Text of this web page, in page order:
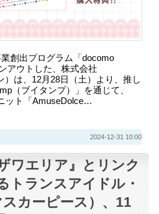
創出プログラム「docomo
アウトした、株式会社
は、12月28日（土）より、推し
（ブイタンプ）」を通じて、
ット「AmuseDolce…
2024-12-31 10:00
ワエリア』とリンク
トランスアイドル・
カーピース）、11